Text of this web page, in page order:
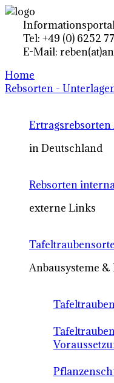
Tel: +49 (0) 6252
E-Mail:
Home
Rebsorten -
Ertragsrebsorten
in Deutschland
Rebsorten
externe Links
Anbausysteme &